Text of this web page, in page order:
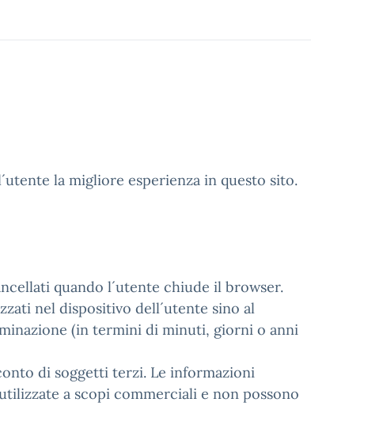
la migliore esperienza in questo sito.
quando l´utente chiude il browser.
nel dispositivo dell´utente sino al
(in termini di minuti, giorni o anni
di soggetti terzi. Le informazioni
a scopi commerciali e non possono